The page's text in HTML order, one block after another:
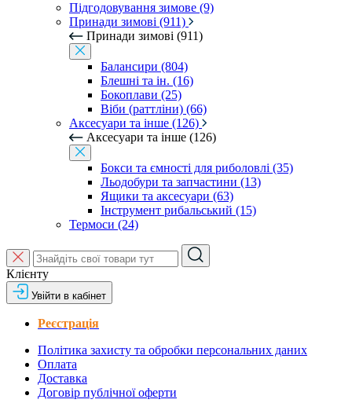
Підгодовування зимове (9)
Принади зимові (911)
Принади зимові (911)
Балансири (804)
Блешні та ін. (16)
Бокоплави (25)
Віби (раттліни) (66)
Аксесуари та інше (126)
Аксесуари та інше (126)
Бокси та ємності для риболовлі (35)
Льодобури та запчастини (13)
Ящики та аксесуари (63)
Інструмент рибальський (15)
Термоси (24)
Клієнту
Увійти в кабінет
Реєстрація
Політика захисту та обробки персональних даних
Оплата
Доставка
Договір публічної оферти